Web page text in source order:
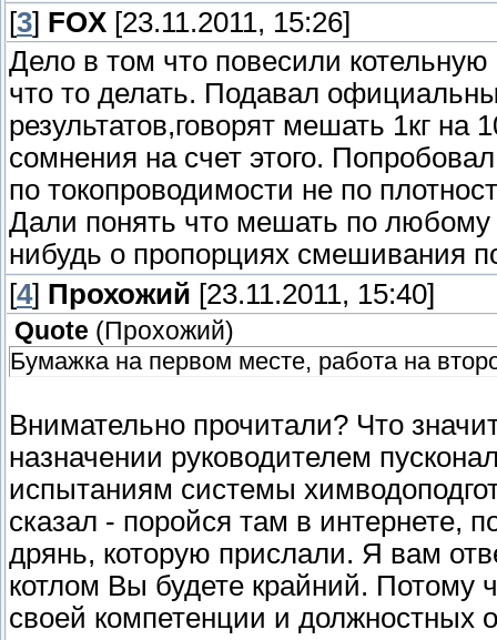
[3] FOX [23.11.2011, 15:26]
Дело в том что повесили
что то делать. Подавал
результатов,говорят мешать 1кг
сомнения на счет этого.
по токопроводимости не по
Дали понять что мешать по
нибудь о пропорциях смешивания
[4] Прохожий [23.11.2011, 15:40]
Quote ( Прохожий)
Бумажка на первом месте, работа на
Внимательно прочитали? Что
назначении руководителем
испытаниям системы
сказал - поройся там в интернете,
дрянь, которую прислали. Я вам
котлом Вы будете крайний. Потому
своей компетенции и должностных